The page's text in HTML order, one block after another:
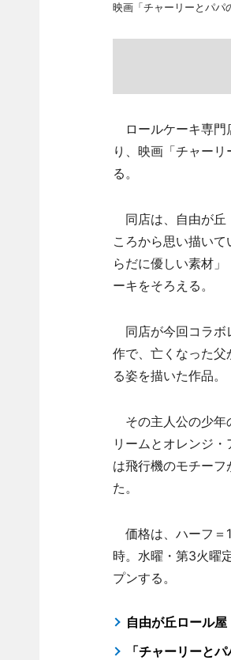
映画「チャーリーとパパ
ロールケーキ専門
り、映画「チャー
る。
同店は、自由が丘
ころから思い描い
らだに優しい素材
ーキをそろえる。
同店が今回コラボ
作で、亡くなった
る姿を描いた作品。
その主人公の少年
リームとオレンジ
は飛行機のモチー
た。
価格は、ハーフ＝
時。水曜・第3火曜
プンする。
自由が丘ロール屋
「チャーリーと